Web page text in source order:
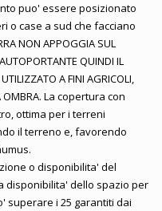
puo' essere posizionato
o case a sud che facciano
NON APPOGGIA SUL
QUINDI IL
A FINI AGRICOLI,
OMBRA. La copertura con
ottima per i terreni
il terreno e, favorendo
o disponibilita' del
disponibilita' dello spazio per
superare i 25 garantiti dai